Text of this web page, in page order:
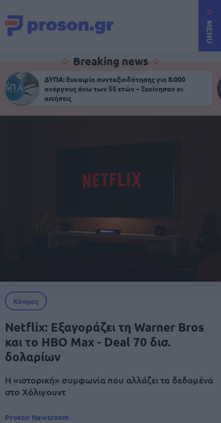
MENU
Breaking news
ΔΥΠΑ: Ευκαιρία συνταξιοδότησης για 8.000
ανέργους άνω των 55 ετών – Ξεκίνησαν οι
αιτήσεις
Κόσμος
Netflix: Εξαγοράζει τη Warner Bros
και το HBO Μax - Deal 70 δισ.
δολαρίων
Η «ιστορική» συμφωνία που αλλάζει τα δεδομένα
στο Χόλιγουντ
Proson Newsroom